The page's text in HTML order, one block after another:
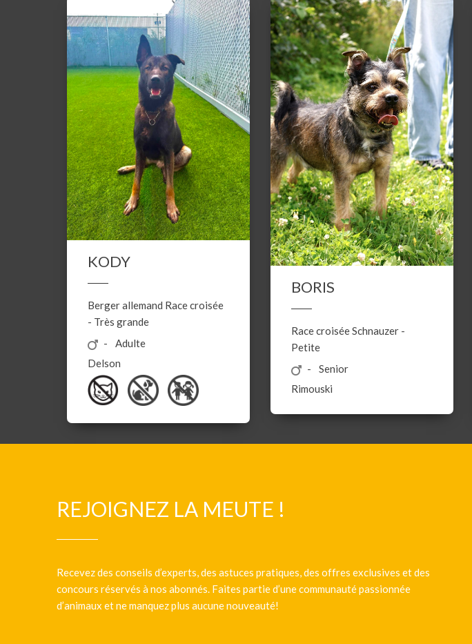
KODY
Berger allemand Race croisée
- Très grande
Adulte
Delson
BORIS
Race croiséeSchnauzer -
Petite
Senior
Rimouski
REJOIGNEZ LA MEUTE !
Recevez des conseils d’experts, des astuces pratiques, des offres exclusives et des
concours réservés à nos abonnés. Faites partie d’une communauté passionnée
d’animaux et ne manquez plus aucune nouveauté!